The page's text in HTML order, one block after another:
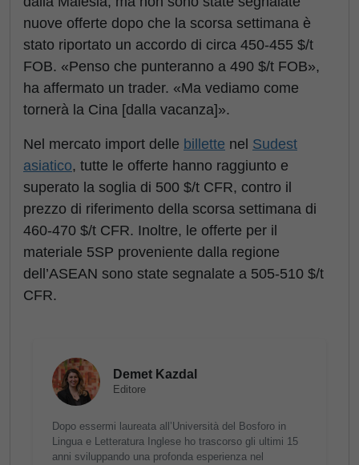
nuove offerte dopo che la scorsa settimana è
stato riportato un accordo di circa 450-455 $/t
FOB. «Penso che punteranno a 490 $/t FOB»,
ha affermato un trader. «Ma vediamo come
tornerà la Cina [dalla vacanza]».
Nel mercato import delle billette nel Sudest
asiatico, tutte le offerte hanno raggiunto e
superato la soglia di 500 $/t CFR, contro il
prezzo di riferimento della scorsa settimana di
460-470 $/t CFR. Inoltre, le offerte per il
materiale 5SP proveniente dalla regione
dell’ASEAN sono state segnalate a 505-510 $/t
CFR.
Demet Kazdal
Editore
Dopo essermi laureata all’Università del Bosforo in
Lingua e Letteratura Inglese ho trascorso gli ultimi 15
anni sviluppando una profonda esperienza nel